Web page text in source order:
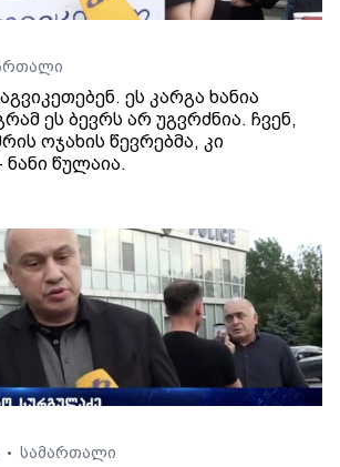
ეს კარგა ხანია
ეს ბევრს არ უგვრძნია. ჩვენ,
ოჯახის წევრებმა, კი
ნანი წულაია.
• სამართალი